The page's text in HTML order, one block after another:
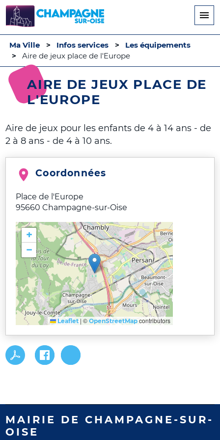
principal
Ma Ville Infos services
Les équipements
Aire de jeux place de l'Europe
AIRE DE JEUX PLACE DE
L'EUROPE
Aire de jeux pour les enfants de 4 à 14 ans - de
2 à 8 ans - de 4 à 10 ans.
Coordonnées
Place de l'Europe
95660 Champagne-sur-Oise
+
−
Leaflet | ©OpenStreetMap contributors
MAIRIE DE CHAMPAGNE-SUR-
OISE